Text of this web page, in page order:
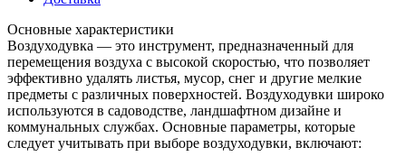
Основные характеристики
Воздуходувка — это инструмент, предназначенный для
перемещения воздуха с высокой скоростью, что позволяет
эффективно удалять листья, мусор, снег и другие мелкие
предметы с различных поверхностей. Воздуходувки широко
используются в садоводстве, ландшафтном дизайне и
коммунальных службах. Основные параметры, которые
следует учитывать при выборе воздуходувки, включают: